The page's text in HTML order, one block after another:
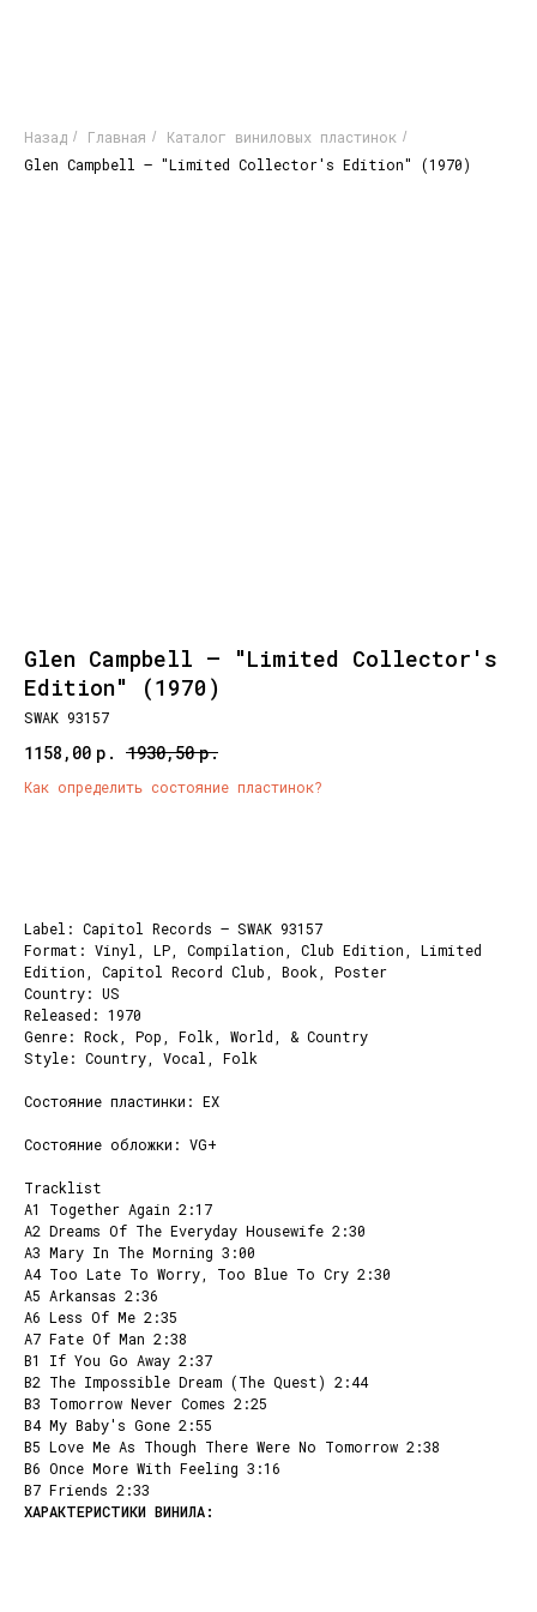
Назад / Главная / Каталог виниловых пластинок /
Glen Campbell – "Limited Collector's Edition" (1970)
Glen Campbell – "Limited Collector's
Edition" (1970)
SWAK 93157
1158,00 р. 1930,50 р.
Как определить состояние пластинок?
Label: Capitol Records – SWAK 93157
Format: Vinyl, LP, Compilation, Club Edition, Limited
Edition, Capitol Record Club, Book, Poster
Country: US
Released: 1970
Genre: Rock, Pop, Folk, World, & Country
Style: Country, Vocal, Folk
Состояние пластинки: EX
Состояние обложки: VG+
Tracklist
A1 Together Again 2:17
A2 Dreams Of The Everyday Housewife 2:30
A3 Mary In The Morning 3:00
A4 Too Late To Worry, Too Blue To Cry 2:30
A5 Arkansas 2:36
A6 Less Of Me 2:35
A7 Fate Of Man 2:38
B1 If You Go Away 2:37
B2 The Impossible Dream (The Quest) 2:44
B3 Tomorrow Never Comes 2:25
B4 My Baby's Gone 2:55
B5 Love Me As Though There Were No Tomorrow 2:38
B6 Once More With Feeling 3:16
B7 Friends 2:33
КОНТАКТЫ